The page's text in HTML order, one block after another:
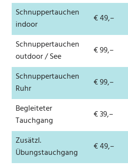
Schnuppertauchen
indoor
€ 49,–
Schnuppertauchen
outdoor / See
€ 99,–
Schnuppertauchen
Ruhr
€ 99,–
Begleiteter
Tauchgang
€ 39,–
Zusätzl.
Übungstauchgang
€ 49,–